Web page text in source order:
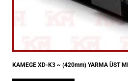
KAMEGE XD-K3 ~ (420mm) YARMA ÜST